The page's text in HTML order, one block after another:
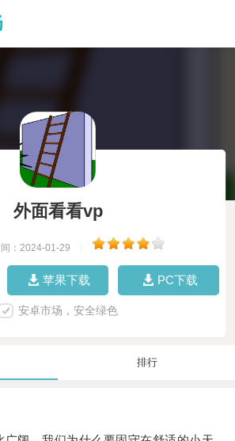
外面看看vp
：2024-01-29
苹果下载 PC下载
安卓市场，安全绿色
排行